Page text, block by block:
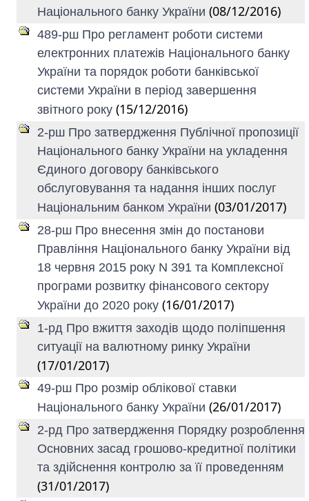
Національного банку України (08/12/2016)
489-рш Про регламент роботи системи
електронних платежів Національного банку
України та порядок роботи банківської
системи України в період завершення
звітного року (15/12/2016)
2-рш Про затвердження Публічної пропозиції
Національного банку України на укладення
Єдиного договору банківського
обслуговування та надання інших послуг
Національним банком України (03/01/2017)
28-рш Про внесення змін до постанови
Правління Національного банку України від
18 червня 2015 року N 391 та Комплексної
програми розвитку фінансового сектору
України до 2020 року (16/01/2017)
1-рд Про вжиття заходів щодо поліпшення
ситуації на валютному ринку України
(17/01/2017)
49-рш Про розмір облікової ставки
Національного банку України (26/01/2017)
2-рд Про затвердження Порядку розроблення
Основних засад грошово-кредитної політики
та здійснення контролю за її проведенням
(31/01/2017)